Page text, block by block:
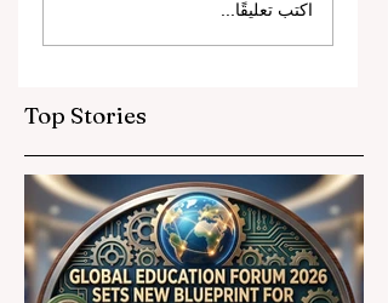
والشراكات الاستراتيجية
ترتقي بمعايير التعليم
اكتب تعليقًا...
Top Stories